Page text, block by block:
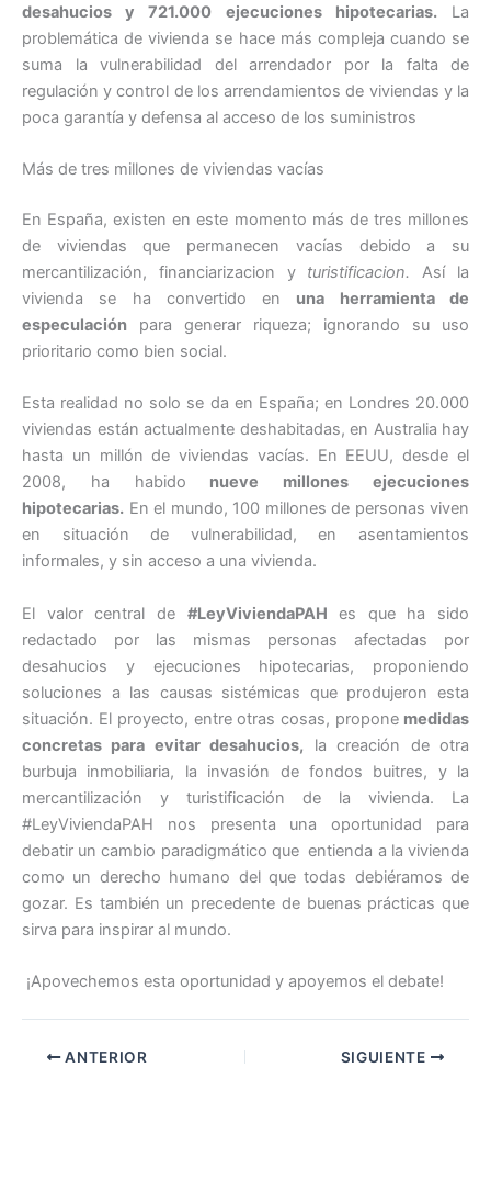
desahucios y 721.000 ejecuciones hipotecarias.La
problemática de vivienda se hace más compleja cuando se
suma la vulnerabilidad del arrendador por la falta de
regulación y control de los arrendamientos de viviendas y la
poca garantía y defensa al acceso de los suministros
Más de tres millones de viviendas vacías
En España, existen en este momento más de tres millones
de viviendas que permanecen vacías debido a su
mercantilización, financiarizacion y turistificacion. Así la
vivienda se ha convertido en una herramienta de
especulación para generar riqueza; ignorando su uso
prioritario como bien social.
Esta realidad no solo se da en España; en Londres 20.000
viviendas están actualmente deshabitadas, en Australia hay
hasta un millón de viviendas vacías. En EEUU, desde el
2008, ha habido nueve millones ejecuciones
hipotecarias. En el mundo, 100 millones de personas viven
en situación de vulnerabilidad, en asentamientos
informales, y sin acceso a una vivienda.
El valor central de #LeyViviendaPAH es que ha sido
redactado por las mismas personas afectadas por
desahucios y ejecuciones hipotecarias, proponiendo
soluciones a las causas sistémicas que produjeron esta
situación. El proyecto, entre otras cosas, propone medidas
concretas para evitar desahucios, la creación de otra
burbuja inmobiliaria, la invasión de fondos buitres, y la
mercantilización y turistificación de la vivienda. La
#LeyViviendaPAH nos presenta una oportunidad para
debatir un cambio paradigmático que entienda a la vivienda
como un derecho humano del que todas debiéramos de
gozar. Es también un precedente de buenas prácticas que
sirva para inspirar al mundo.
¡Apovechemos esta oportunidad y apoyemos el debate!
ANTERIOR SIGUIENTE